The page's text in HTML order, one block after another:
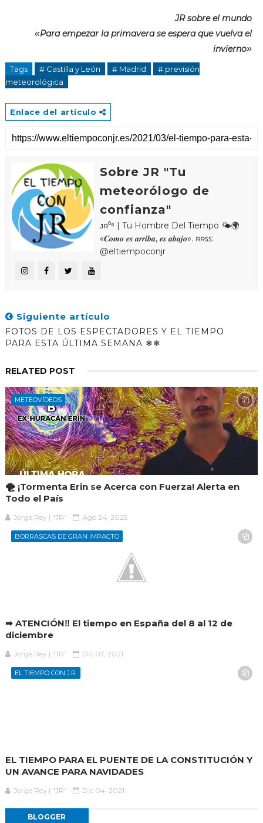
JR sobre el mundo
«Para empezar la primavera se espera que vuelva el
invierno»
Tags # Castilla y León # Madrid
# previsión
meteorológica
Enlace del artículo
Sobre JR "Tu
meteorólogo de
confianza"
ᴊʀ⁰⁶ | Tu Hombre Del Tiempo 🌤🌍
«𝑪𝒐𝒎𝒐 𝒆𝒔 𝒂𝒓𝒓𝒊𝒃𝒂, 𝒆𝒔 𝒂𝒃𝒂𝒋𝒐». ʀʀꜱꜱ:
@eltiempoconjr
Siguiente artículo
FOTOS DE LOS ESPECTADORES Y EL TIEMPO
PARA ESTA ÚLTIMA SEMANA ❄❄
RELATED POST
METEOVÍDEOS
🌪️ ¡Tormenta Erin se Acerca con Fuerza! Alerta en
Todo el País
Jorge Rey | "JR" Ago 24, 2025
BORRASCAS DE GRAN IMPACTO
➡ ATENCIÓN‼ El tiempo en España del 8 al 12 de
diciembre
Jorge Rey | "JR" Dic 07, 2021
EL TIEMPO CON J.R.
EL TIEMPO PARA EL PUENTE DE LA CONSTITUCIÓN Y
UN AVANCE PARA NAVIDADES
Jorge Rey | "JR" Dic 04, 2021
BLOGGER